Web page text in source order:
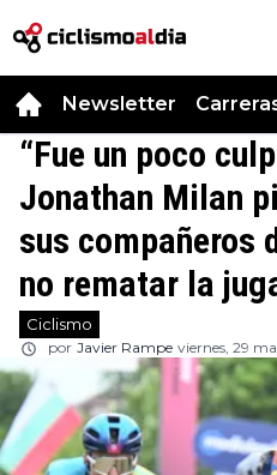
Newsletter
“Fue un poco
Jonathan Milan
sus compañeros
no rematar la
Ciclismo
por Javier Rampe viernes, 29